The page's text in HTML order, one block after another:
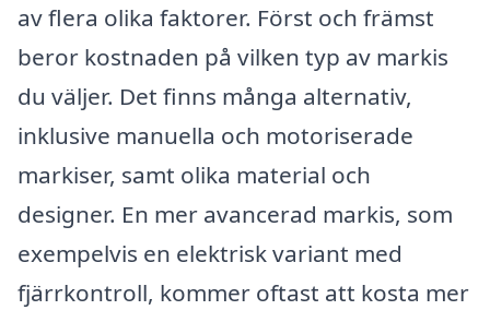
av flera olika faktorer. Först och främst
beror kostnaden på vilken typ av markis
du väljer. Det finns många alternativ,
inklusive manuella och motoriserade
markiser, samt olika material och
designer. En mer avancerad markis, som
exempelvis en elektrisk variant med
fjärrkontroll, kommer oftast att kosta mer